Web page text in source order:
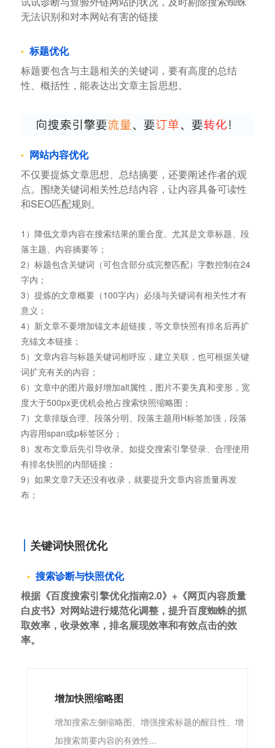
无法识别和对本网站有害的链接
标题优化
标题要包含与主题相关的关键词，要有高度的总结
性、概括性，能表达出文章主旨思想。
网站内容优化
不仅要提炼文章思想、总结摘要，还要阐述作者的观
点。围绕关键词相关性总结内容，让内容具备可读性
和SEO匹配规则。
1）降低文章内容在搜索结果的重合度。尤其是文章标题、段
落主题、内容摘要等；
2）标题包含关键词（可包含部分或完整匹配）字数控制在24
字内；
3）提炼的文章概要（100字内）必须与关键词有相关性才有
意义；
4）新文章不要增加锚文本超链接，等文章快照有排名后再扩
充锚文本链接；
5）文章内容与标题关键词相呼应，建立关联，也可根据关键
词扩充有关的内容；
6）文章中的图片最好增加alt属性，图片不要失真和变形，宽
度大于500px更优机会抢占搜索快照缩略图；
7）文章排版合理、段落分明、段落主题用H标签加强，段落
内容用span或p标签区分；
8）发布文章后先引导收录。如提交搜索引擎登录、合理使用
有排名快照的内部链接；
9）如果文章7天还没有收录，就要提升文章内容质量再发
布；
关键词快照优化
搜索诊断与快照优化
根据《百度搜索引擎优化指南2.0》+《网页内容质量
白皮书》对网站进行规范化调整，提升百度蜘蛛的抓
取效率，收录效率，排名展现效率和有效点击的效
率。
增加快照缩略图
增加搜索左侧缩略图、增强搜索标题的醒目性、增
加搜索简要内容的有效性...